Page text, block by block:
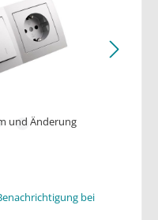
und Änderung
bei